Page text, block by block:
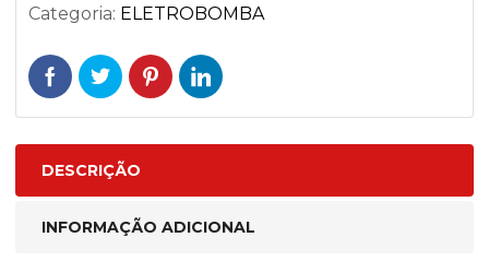
Categoria: ELETROBOMBA
DESCRIÇÃO
INFORMAÇÃO ADICIONAL